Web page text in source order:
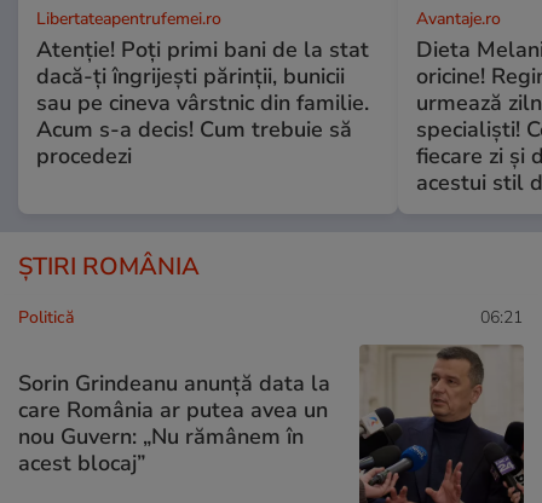
Libertateapentrufemei.ro
Atenție! Poți primi bani de la stat
dacă-ți îngrijești părinții, bunicii
sau pe cineva vârstnic din familie.
Acum s-a decis! Cum trebuie să
procedezi
Avantaje.ro
Dieta
oricine!
urmează
specialiști!
fiecare zi și
acestui stil
ȘTIRI ROMÂNIA
Politică 06:21
Sorin Grindeanu anunță data la
care România ar putea avea un
nou Guvern: „Nu rămânem în
acest blocaj”